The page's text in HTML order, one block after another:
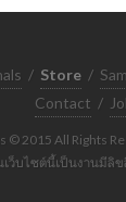
/ Store /
Contact /
© 2015 All Rights
เว็บไซต์นี้เป็นงานมีลิ